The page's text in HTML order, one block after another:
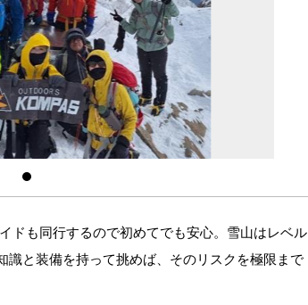
ドも同行するので初めてでも安心。雪山はレベル
識と装備を持って挑めば、そのリスクを極限まで